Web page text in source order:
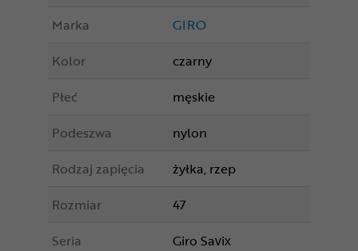
Marka
GIRO
Kolor
czarny
Płeć
męskie
Podeszwa
nylon
Rodzaj zapięcia
żyłka, rzep
Rozmiar
47
Seria
Giro Savix